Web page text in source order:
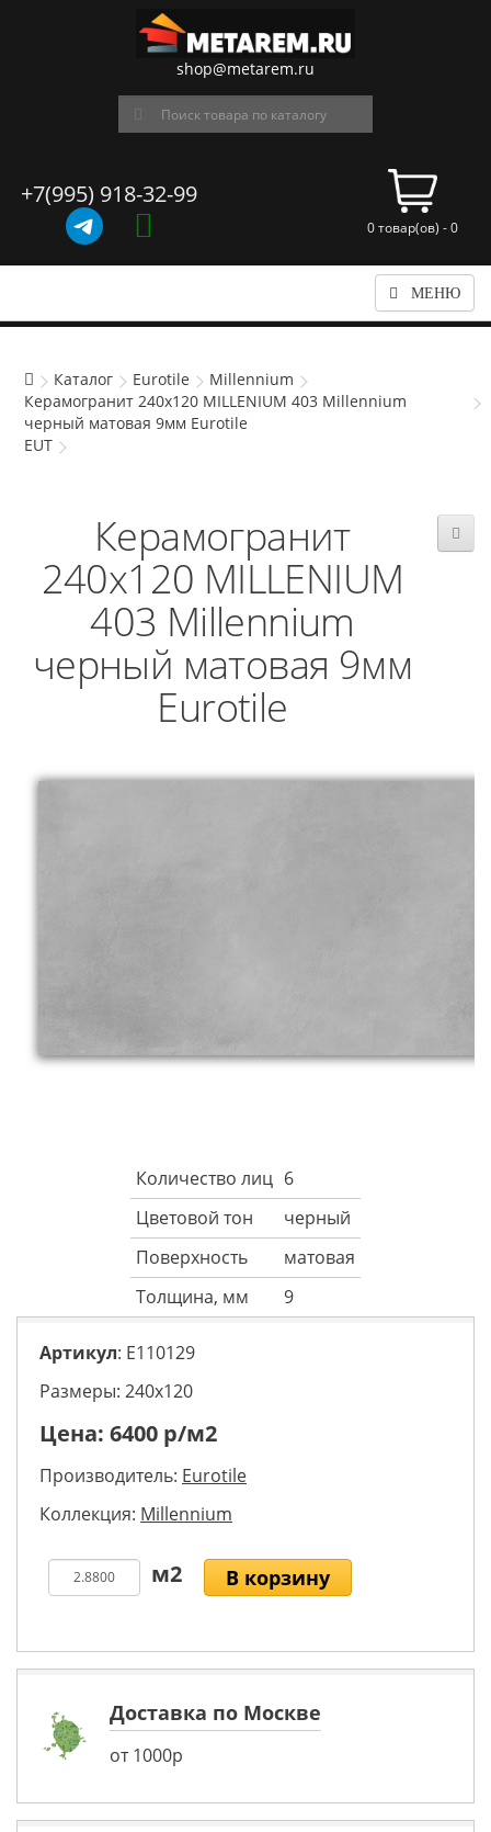
shop@metarem.ru
+7(995) 918-32-99
0 товар(ов) - 0
МЕНЮ
Каталог Eurotile
Millennium
Керамогранит 240x120 MILLENIUM 403 Millennium
черный матовая 9мм Eurotile
EUT
Керамогранит
240x120 MILLENIUM
403 Millennium
черный матовая 9мм
Eurotile
Количество лиц 6
Цветовой тон
черный
Поверхность
матовая
Толщина, мм
9
Артикул: E110129
Размеры: 240х120
Цена: 6400 р/м2
Производитель: Eurotile
Коллекция: Millennium
В корзину
Доставка по Москве
от 1000р